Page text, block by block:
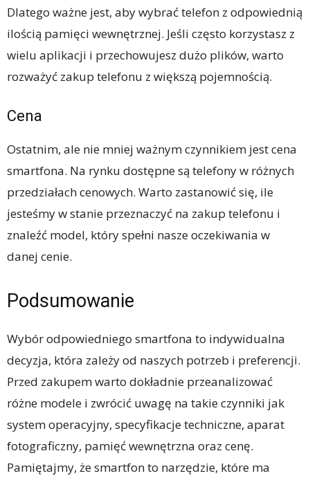
Dlatego ważne jest, aby wybrać telefon z odpowiednią
ilością pamięci wewnętrznej. Jeśli często korzystasz z
wielu aplikacji i przechowujesz dużo plików, warto
rozważyć zakup telefonu z większą pojemnością.
Cena
Ostatnim, ale nie mniej ważnym czynnikiem jest cena
smartfona. Na rynku dostępne są telefony w różnych
przedziałach cenowych. Warto zastanowić się, ile
jesteśmy w stanie przeznaczyć na zakup telefonu i
znaleźć model, który spełni nasze oczekiwania w
danej cenie.
Podsumowanie
Wybór odpowiedniego smartfona to indywidualna
decyzja, która zależy od naszych potrzeb i preferencji.
Przed zakupem warto dokładnie przeanalizować
różne modele i zwrócić uwagę na takie czynniki jak
system operacyjny, specyfikacje techniczne, aparat
fotograficzny, pamięć wewnętrzna oraz cenę.
Pamiętajmy, że smartfon to narzędzie, które ma